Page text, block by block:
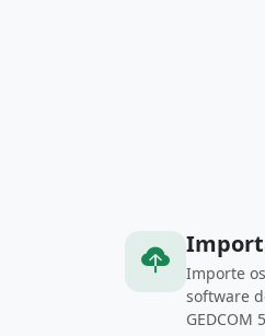
Importe
software
GEDCOM